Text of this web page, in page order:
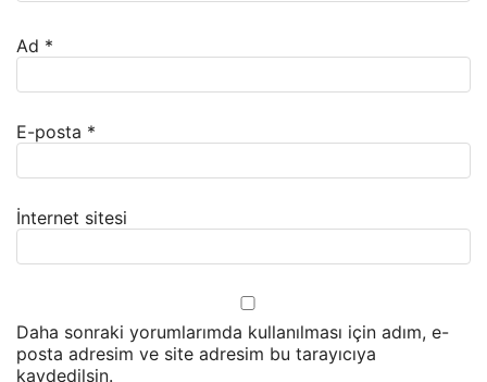
Ad *
E-posta *
İnternet sitesi
Daha sonraki yorumlarımda kullanılması için adım, e-
posta adresim ve site adresim bu tarayıcıya
kaydedilsin.